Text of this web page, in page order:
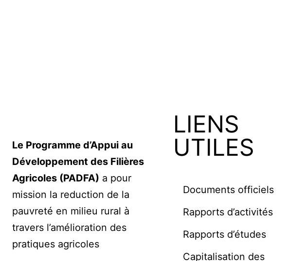
Le Programme d’Appui au
Développement des Filières
Agricoles (PADFA) a pour
mission la reduction de la
pauvreté en milieu rural à
travers l’amélioration des
pratiques agricoles
LIENS
UTILES
Documents officiels
Rapports d’activités
Rapports d’études
Capitalisation des